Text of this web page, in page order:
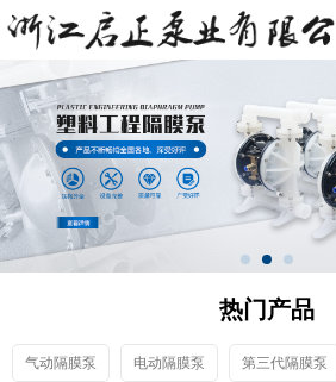
热门产品
气动隔膜泵 电动隔膜泵 第三代隔膜泵